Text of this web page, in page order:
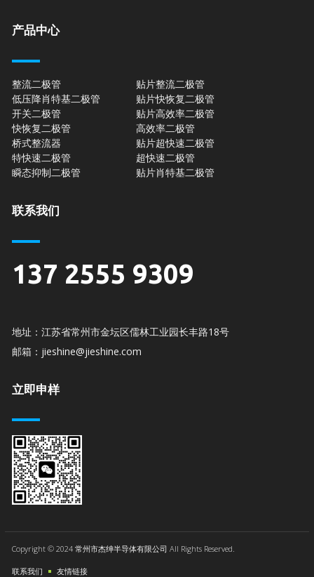
产品中心
整流二极管
低压降肖特基二极管
开关二极管
快恢复二极管
桥式整流器
特快速二极管
瞬态抑制二极管
贴片整流二极管
贴片快恢复二极管
贴片高效率二极管
高效率二极管
贴片超快速二极管
超快速二极管
贴片肖特基二极管
联系我们
137 2555 9309
地址：江苏省常州市金坛区儒林工业园长丰路18号
邮箱：jieshine@jieshine.com
立即申样
Copyright © 2024 常州市杰绅半导体有限公司 All Rights Reserved.
联系我们 友情链接